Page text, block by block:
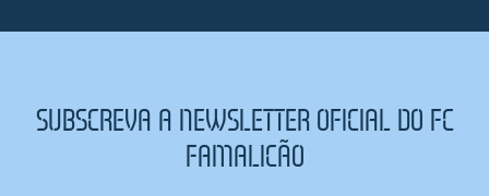
SUBSCREVA A NEWSLETTER OFICIAL DO FC
FAMALICÃO